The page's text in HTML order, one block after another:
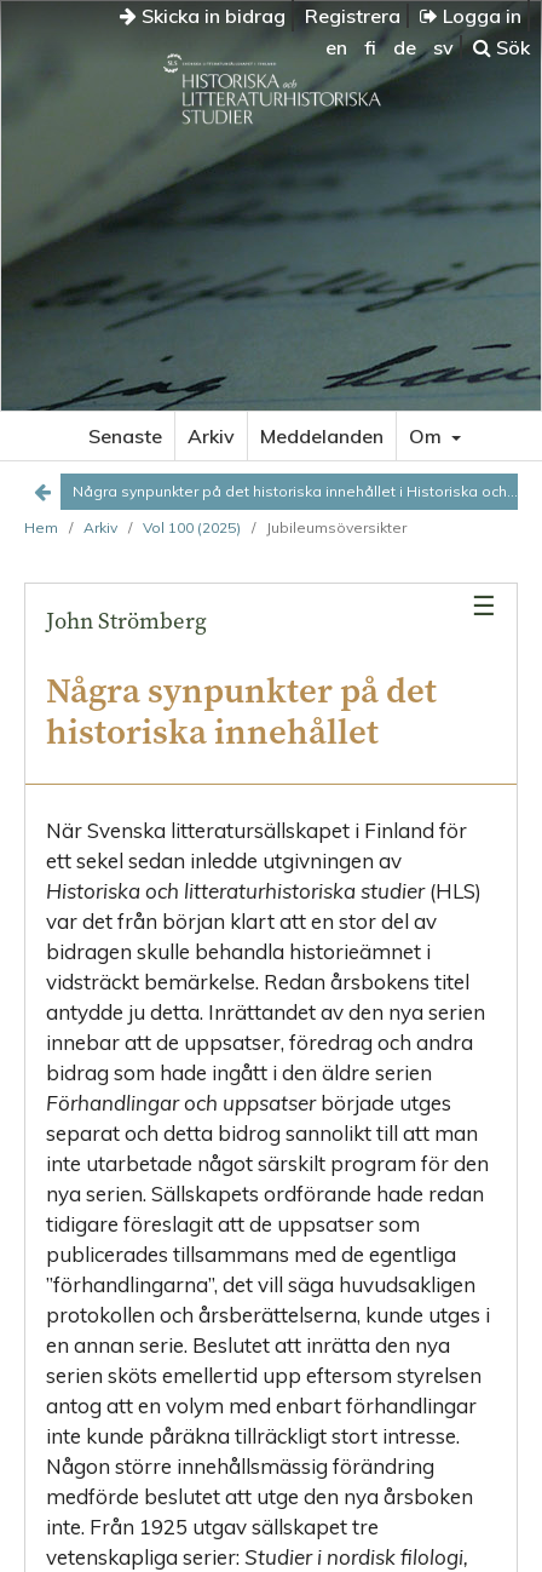
Skicka in bidrag Registrera
Logga in
en
fi de sv Sök
Senaste Arkiv Meddelanden Om
Några synpunkter på det historiska innehållet i Historiska och litteraturhistoriska studier
Hem
/ Arkiv / Vol 100 (2025) / Jubileumsöversikter
HISTORISKA
INNEHÅLLET
bidrag
skandinavismen
Presshistoriska
bidrag
Personhistoria
Skol-
förvaltningshistoria
Förändringar
de
senaste
☰
John Strömberg
Några synpunkter på det
historiska innehållet
När Svenska litteratursällskapet i Finland för
ett sekel sedan inledde utgivningen av
Historiska och litteraturhistoriska studier(HLS)
var det från början klart att en stor del av
bidragen skulle behandla historieämnet i
vidsträckt bemärkelse. Redan årsbokens titel
antydde ju detta. Inrättandet av den nya serien
innebar att de uppsatser, föredrag och andra
bidrag som hade ingått i den äldre serien
Förhandlingar och uppsatserbörjade utges
separat och detta bidrog sannolikt till att man
inte utarbetade något särskilt program för den
nya serien. Sällskapets ordförande hade redan
tidigare föreslagit att de uppsatser som
publicerades tillsammans med de egentliga
”förhandlingarna”, det vill säga huvudsakligen
protokollen och årsberättelserna, kunde utges i
en annan serie. Beslutet att inrätta den nya
serien sköts emellertid upp eftersom styrelsen
antog att en volym med enbart förhandlingar
inte kunde påräkna tillräckligt stort intresse.
Någon större innehållsmässig förändring
medförde beslutet att utge den nya årsboken
inte. Från 1925 utgav sällskapet tre
vetenskapliga serier:Studier i nordisk filologi,